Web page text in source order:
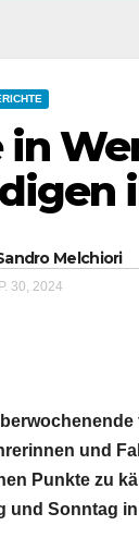
in
Melchiori
30, 2024
und
Punkte zu
und Sonntag